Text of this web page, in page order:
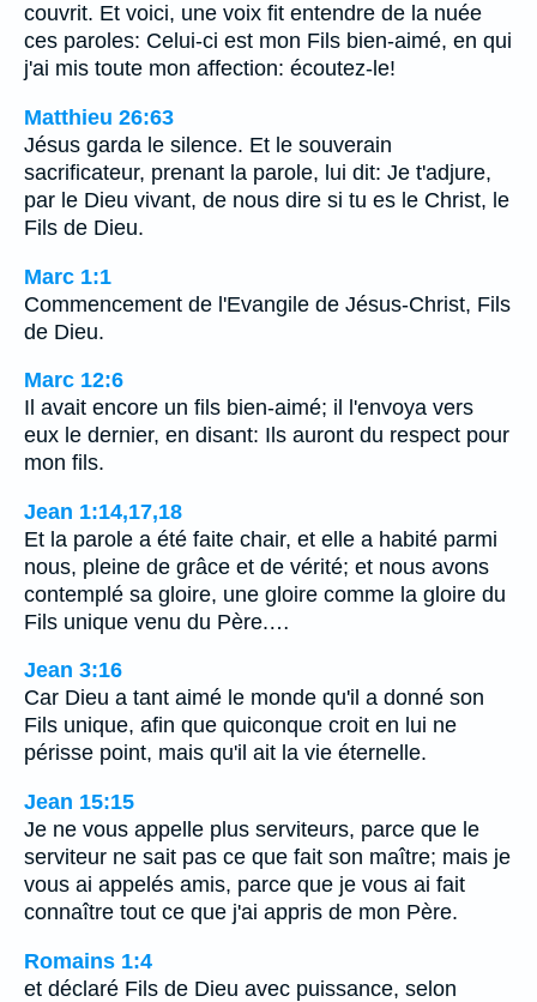
couvrit. Et voici, une voix fit entendre de la nuée
ces paroles: Celui-ci est mon Fils bien-aimé, en qui
j'ai mis toute mon affection: écoutez-le!
Matthieu 26:63
Jésus garda le silence. Et le souverain
sacrificateur, prenant la parole, lui dit: Je t'adjure,
par le Dieu vivant, de nous dire si tu es le Christ, le
Fils de Dieu.
Marc 1:1
Commencement de l'Evangile de Jésus-Christ, Fils
de Dieu.
Marc 12:6
Il avait encore un fils bien-aimé; il l'envoya vers
eux le dernier, en disant: Ils auront du respect pour
mon fils.
Jean 1:14,17,18
Et la parole a été faite chair, et elle a habité parmi
nous, pleine de grâce et de vérité; et nous avons
contemplé sa gloire, une gloire comme la gloire du
Fils unique venu du Père.…
Jean 3:16
Car Dieu a tant aimé le monde qu'il a donné son
Fils unique, afin que quiconque croit en lui ne
périsse point, mais qu'il ait la vie éternelle.
Jean 15:15
Je ne vous appelle plus serviteurs, parce que le
serviteur ne sait pas ce que fait son maître; mais je
vous ai appelés amis, parce que je vous ai fait
connaître tout ce que j'ai appris de mon Père.
Romains 1:4
et déclaré Fils de Dieu avec puissance, selon